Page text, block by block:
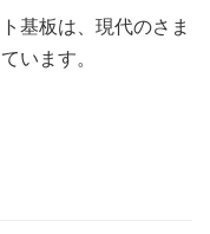
基板は、現代のさま
います。